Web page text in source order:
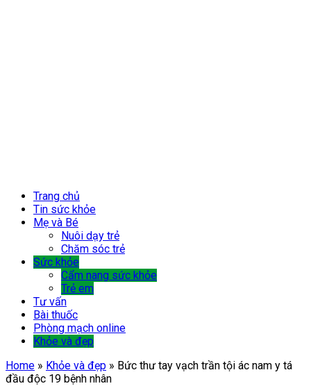
Trang chủ
Tin sức khỏe
Mẹ và Bé
Nuôi dạy trẻ
Chăm sóc trẻ
Sức khỏe
Cẩm nang sức khỏe
Trẻ em
Tư vấn
Bài thuốc
Phòng mạch online
Khỏe và đẹp
Home » Khỏe và đẹp » Bức thư tay vạch trần tội ác nam y tá
đầu độc 19 bệnh nhân